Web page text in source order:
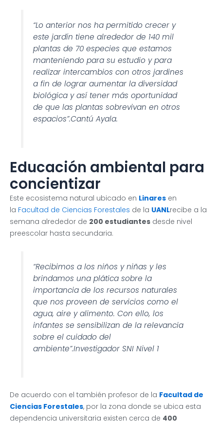
“Lo anterior nos ha permitido crecer y
este jardín tiene alrededor de 140 mil
plantas de 70 especies que estamos
manteniendo para su estudio y para
realizar intercambios con otros jardines
a fin de lograr aumentar la diversidad
biológica y así tener más oportunidad
de que las plantas sobrevivan en otros
espacios”.Cantú Ayala.
Educación ambiental para
concientizar
Este ecosistema natural ubicado en Linares en
la Facultad de Ciencias Forestales de la UANLrecibe a la
semana alrededor de 200 estudiantes desde nivel
preescolar hasta secundaria.
“Recibimos a los niños y niñas y les
brindamos una plática sobre la
importancia de los recursos naturales
que nos proveen de servicios como el
agua, aire y alimento. Con ello, los
infantes se sensibilizan de la relevancia
sobre el cuidado del
ambiente”.Investigador SNI Nivel 1
De acuerdo con el también profesor de la Facultad de
Ciencias Forestales, por la zona donde se ubica esta
dependencia universitaria existen cerca de 400